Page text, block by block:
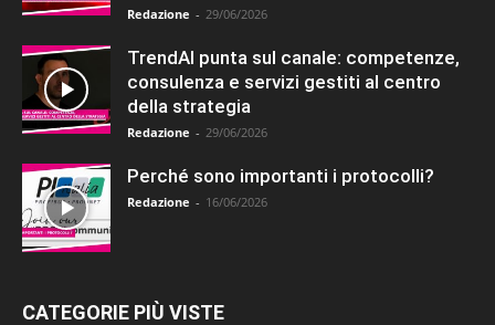
Redazione - 29/06/2026
TrendAI punta sul canale: competenze,
consulenza e servizi gestiti al centro
della strategia
Redazione - 29/06/2026
Perché sono importanti i protocolli?
Redazione - 16/06/2026
CATEGORIE PIÙ VISTE